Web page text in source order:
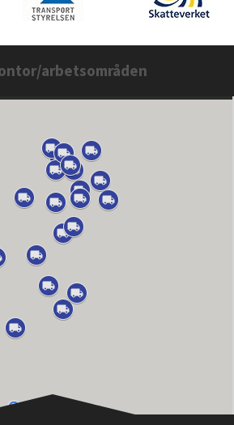
arbetsområden